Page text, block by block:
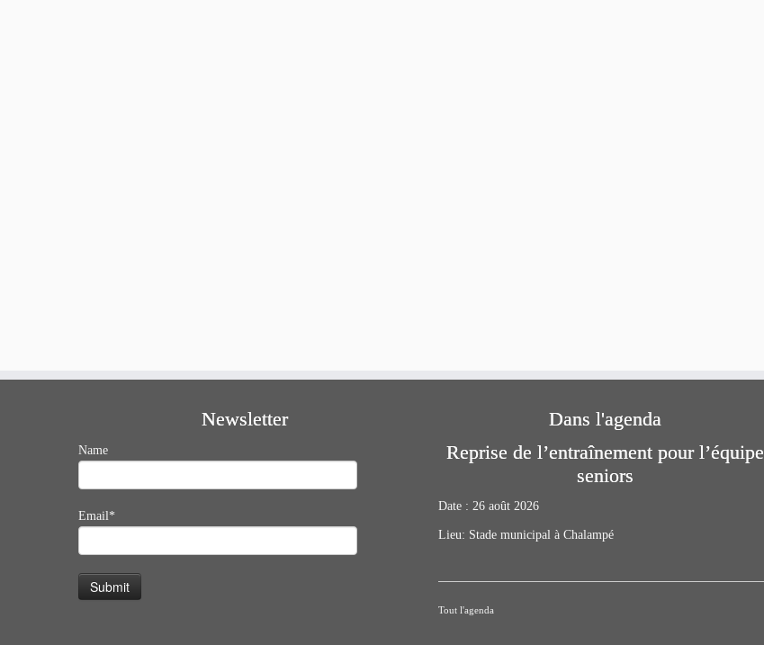
Newsletter
Name
Email*
Dans l'agenda
Reprise de l’entraînement pour l’équipe
seniors
Date : 26 août 2026
Lieu: Stade municipal à Chalampé
Tout l'agenda